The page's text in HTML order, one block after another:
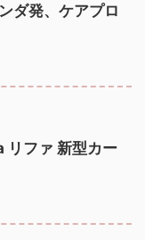
ダ発、ケアプロ
リファ 新型カー